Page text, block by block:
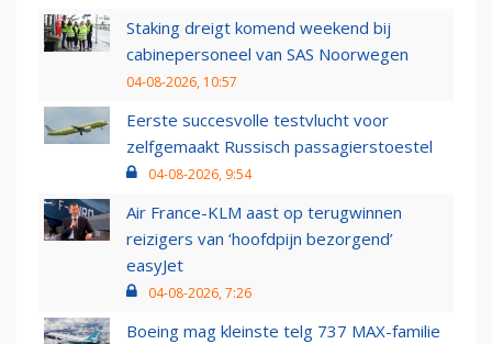
Staking dreigt komend weekend bij
cabinepersoneel van SAS Noorwegen
04-08-2026, 10:57
Eerste succesvolle testvlucht voor
zelfgemaakt Russisch passagierstoestel
04-08-2026, 9:54
Air France-KLM aast op terugwinnen
reizigers van ‘hoofdpijn bezorgend’
easyJet
04-08-2026, 7:26
Boeing mag kleinste telg 737 MAX-familie